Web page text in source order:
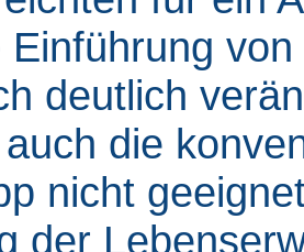
Einführung
deutlich
die
nicht
der